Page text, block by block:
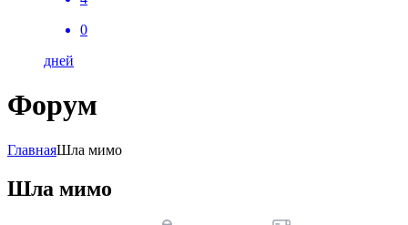
0
дней
Форум
ГлавнаяШла мимо
Шла мимо